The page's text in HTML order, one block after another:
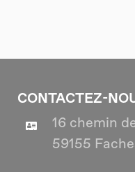
CONTACTEZ-
16 chemin
59155